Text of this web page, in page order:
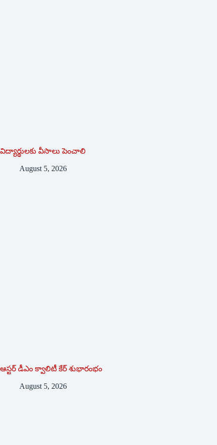
విద్యార్థులకు వీసాలు పెంచాలి
August 5, 2026
ఆస్టర్ డీఎం క్వాలిటీ కేర్ శుభారంభం
August 5, 2026